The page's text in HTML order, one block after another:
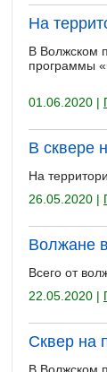
На
В Волжском
программы
01.06.2020 |
В сквере
На
26.05.2020 |
Волжане
Всего от
22.05.2020 |
Сквер на